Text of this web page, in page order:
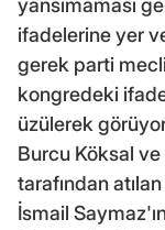
yansımaması
ifadelerine yer
gerek parti
kongredeki
üzülerek
Burcu Köksal ve
tarafından
İsmail